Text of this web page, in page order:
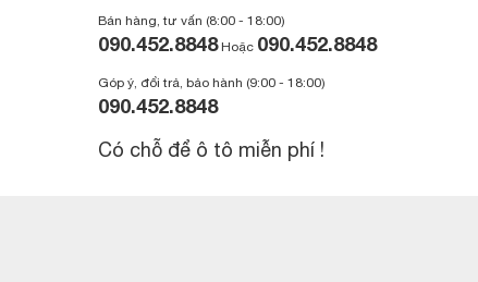
Bán hàng, tư vấn (8:00 - 18:00)
090.452.8848Hoặc 090.452.8848
Góp ý, đổi trả, bảo hành (9:00 - 18:00)
090.452.8848
Có chỗ để ô tô miễn phí !